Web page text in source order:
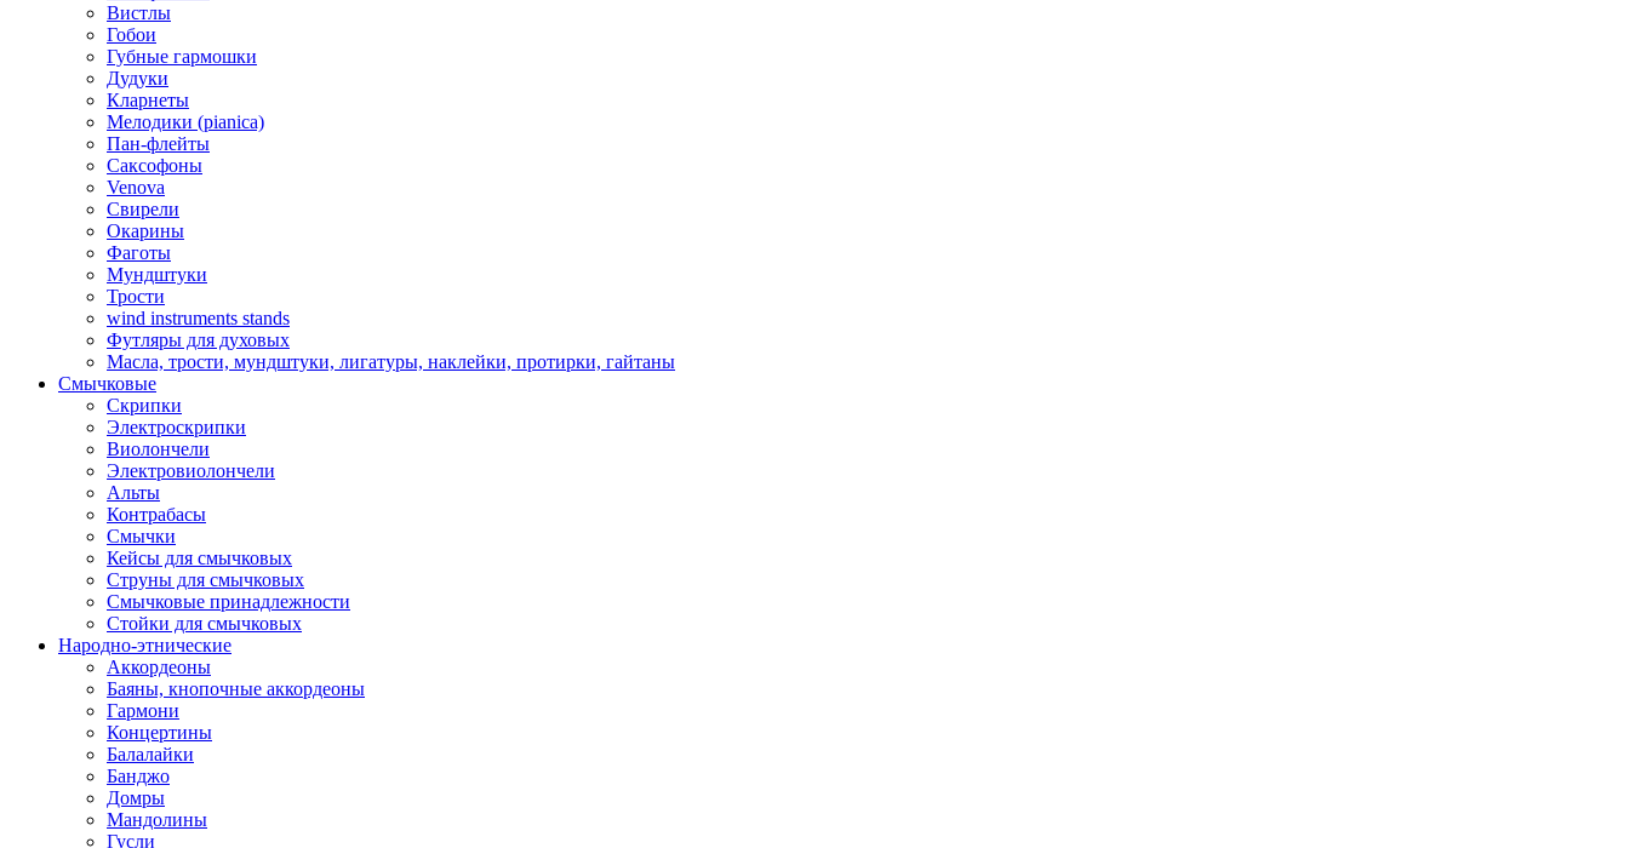
Вистлы
Гобои
Губные гармошки
Дудуки
Кларнеты
Мелодики (pianica)
Пан-флейты
Саксофоны
Venova
Свирели
Окарины
Фаготы
Мундштуки
Трости
wind instruments stands
Футляры для духовых
Масла, трости, мундштуки, лигатуры, наклейки, протирки, гайтаны
Смычковые
Скрипки
Электроскрипки
Виолончели
Электровиолончели
Альты
Контрабасы
Смычки
Кейсы для смычковых
Струны для смычковых
Смычковые принадлежности
Стойки для смычковых
Народно-этнические
Аккордеоны
Баяны, кнопочные аккордеоны
Гармони
Концертины
Балалайки
Банджо
Домры
Мандолины
Гусли